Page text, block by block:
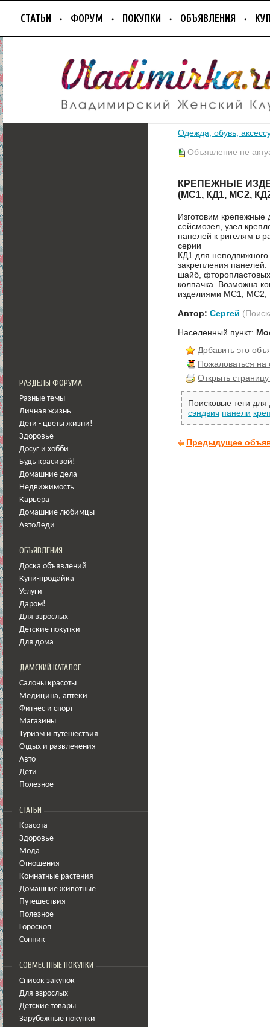
СТАТЬИ ФОРУМ ПОКУПКИ ОБЪЯВЛЕНИЯ
РАЗДЕЛЫ ФОРУМА
Разные темы
Личная жизнь
Дети - цветы жизни!
Здоровье
Досуг и хобби
Будь красивой!
Домашние дела
Недвижимость
Карьера
Домашние любимцы
АвтоЛеди
ОБЪЯВЛЕНИЯ
Доска объявлений
Купи-продайка
Услуги
Даром!
Для взрослых
Детские покупки
Для дома
ДАМСКИЙ КАТАЛОГ
Салоны красоты
Медицина, аптеки
Фитнес и спорт
Магазины
Туризм и путешествия
Отдых и развлечения
Авто
Дети
Полезное
СТАТЬИ
Красота
Здоровье
Мода
Отношения
Комнатные растения
Домашние животные
Путешествия
Полезное
Гороскоп
Сонник
СОВМЕСТНЫЕ ПОКУПКИ
Список закупок
Для взрослых
Детские товары
Зарубежные покупки
Одежда, обувь,
Объявление не
КРЕПЕЖНЫЕ
(МС1, КД1, МС2,
Изготовим крепежные
сейсмозел, узел
панелей к ригелям в
серии
КД1 для
закрепления панелей.
шайб, фторопластовых
колпачка. Возможна
изделиями МС1, МС2,
Автор: Сергей
Населенный пункт:
Добавить это
Пожаловаться
Открыть
Поисковые теги
сэндвич панели
Предыдущее